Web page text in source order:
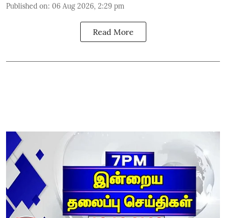
Published on: 06 Aug 2026, 2:29 pm
Read More